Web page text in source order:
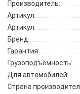
Производитель:
Артикул:
Артикул:
Бренд:
Гарантия:
Грузоподъёмность:
Для автомобилей:
Страна